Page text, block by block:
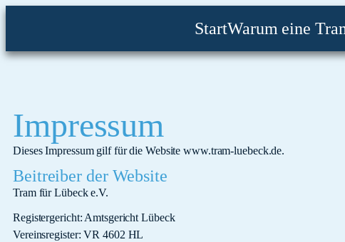
StartWarum eine
Impressum
Dieses Impressum gilf für die Website www.tram-luebeck.de.
Beitreiber der Website
Tram für Lübeck e.V.
Registergericht: Amtsgericht Lübeck
Vereinsregister: VR 4602 HL